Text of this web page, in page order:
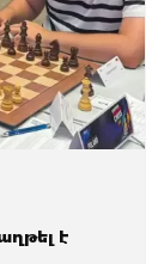
է